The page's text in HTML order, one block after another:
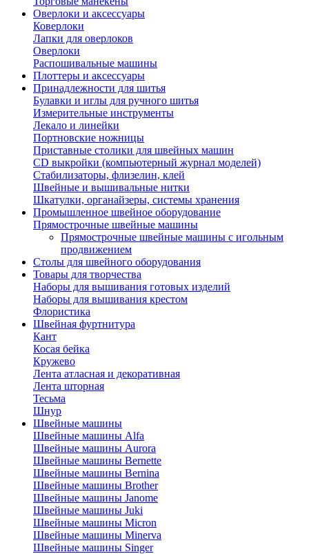
Оверлоки и аксессуары
Коверлоки
Лапки для оверлоков
Оверлоки
Распошивальные машины
Плоттеры и аксессуары
Принадлежности для шитья
Булавки и иглы для ручного шитья
Измерительные инструменты
Лекало и линейки
Портновские ножницы
Приставные столики для швейных машин
СD выкройки (компьютерный журнал моделей)
Стабилизаторы, флизелин, клей
Швейные и вышивальные нитки
Шкатулки, органайзеры, системы хранения
Промышленное швейное оборудование
Прямострочные швейные машины
Прямострочные швейные машины с игольным
продвижением
Столы для швейного оборудования
Товары для творчества
Наборы для вышивания готовых изделий
Наборы для вышивания крестом
Флористика
Швейная фуртнитура
Кант
Косая бейка
Кружево
Лента aтласная и декоративная
Лента шторная
Тесьма
Шнур
Швейные машины
Швейные машины Alfa
Швейные машины Aurora
Швейные машины Bernette
Швейные машины Bernina
Швейные машины Brother
Швейные машины Janome
Швейные машины Juki
Швейные машины Micron
Швейные машины Minerva
Швейные машины Singer